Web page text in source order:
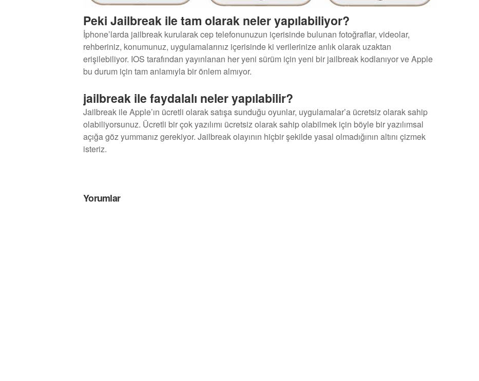
Peki Jailbreak ile tam olarak neler yapılabiliyor?
İphone’larda jailbreak kurularak cep telefonunuzun içerisinde bulunan fotoğraflar, videolar,
rehberiniz, konumunuz, uygulamalarınız içerisinde ki verilerinize anlık olarak uzaktan
erişilebiliyor. IOS tarafından yayınlanan her yeni sürüm için yeni bir jailbreak kodlanıyor ve Apple
bu durum için tam anlamıyla bir önlem almıyor.
jailbreak ile faydalalı neler yapılabilir?
Jailbreak ile Apple’ın ücretli olarak satışa sunduğu oyunlar, uygulamalar’a ücretsiz olarak sahip
olabiliyorsunuz. Ücretli bir çok yazılımı ücretsiz olarak sahip olabilmek için böyle bir yazılımsal
açığa göz yummanız gerekiyor. Jailbreak olayının hiçbir şekilde yasal olmadığının altını çizmek
isteriz.
Yorumlar